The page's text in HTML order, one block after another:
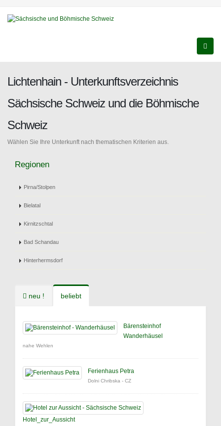
Lichtenhain - Unterkunftsverzeichnis
Sächsische Schweiz und die Böhmische
Schweiz
Wählen Sie Ihre Unterkunft nach thematischen Kriterien aus.
Regionen
Pirna/Stolpen
Bielatal
Kirnitzschtal
Bad Schandau
Hinterhermsdorf
neu ! beliebt
Bärensteinhof
Wanderhäusel
nahe Wehlen
Ferienhaus Petra
Dolni Chribska - CZ
Hotel_zur_Aussicht